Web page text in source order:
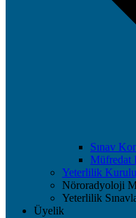
Sınav
Müfredat
Yeterlilik
Nöroradyoloji
Yeterlilik
Üyelik